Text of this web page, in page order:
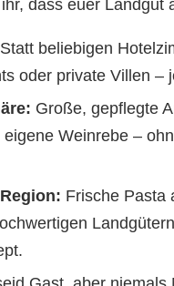
dass euer
Statt beliebigen
oder private Villen –
Große, gepflegte
Weinrebe –
Frische Pasta